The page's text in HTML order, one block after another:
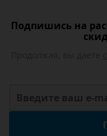
Подпишись на